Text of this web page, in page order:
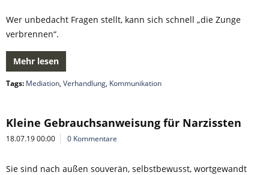
Wer unbedacht Fragen stellt, kann sich schnell „die Zunge
verbrennen“.
Mehr lesen
Tags: Mediation, Verhandlung, Kommunikation
Kleine Gebrauchsanweisung für Narzissten
18.07.19 00:00 0 Kommentare
Sie sind nach außen souverän, selbstbewusst, wortgewandt